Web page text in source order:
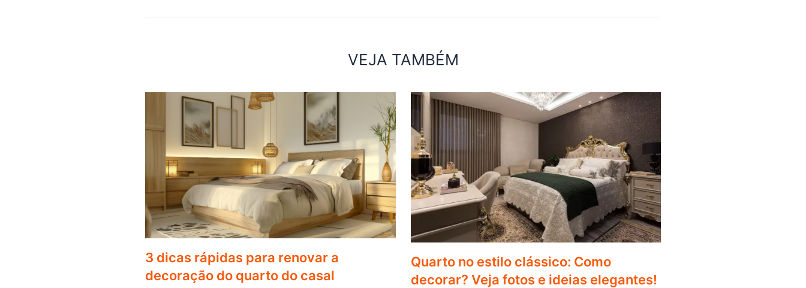
VEJA TAMBÉM
3 dicas rápidas para renovar a
decoração do quarto do casal
Quarto no estilo clássico: Como
decorar? Veja fotos e ideias elegantes!